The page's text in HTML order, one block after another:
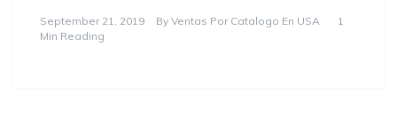
September 21, 2019 By Ventas Por Catalogo En USA
1
Min Reading